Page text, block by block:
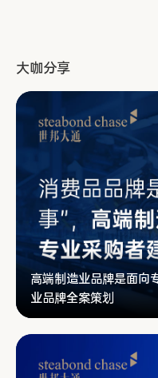
大咖分享
高端制造业品牌是面向
业品牌全案策划